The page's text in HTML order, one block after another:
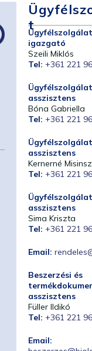
T
igazgató
Szeili Miklós
Tel: +361 221
asszisztens
Bóna Gabriella
Tel: +361 221
asszisztens
Kernerné
Tel: +361 221
asszisztens
Sima Kriszta
Tel: +361 221
Email:
Beszerzési és
asszisztens
Füller Ildikó
Tel: +361 221
Email: